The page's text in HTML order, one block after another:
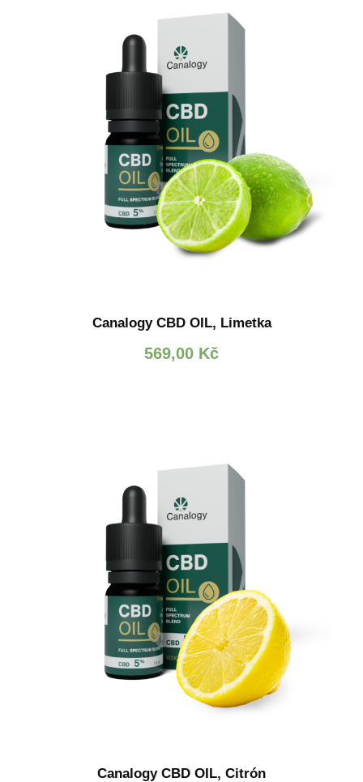
Canalogy CBD OIL, Limetka
569,00 Kč
Canalogy CBD OIL, Citrón